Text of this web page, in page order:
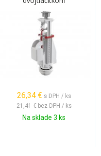
26,34 € s DPH / ks
21,41 € bez DPH / ks
Na sklade 3 ks